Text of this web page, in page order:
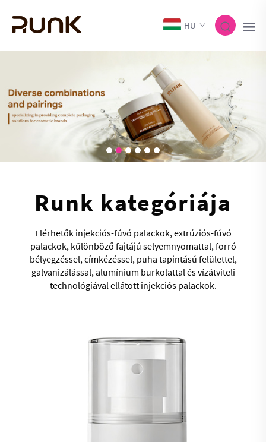
HU
Runk kategóriája
Elérhetők injekciós-fúvó palackok, extrúziós-fúvó
palackok, különböző fajtájú selyemnyomattal, forró
bélyegzéssel, címkézéssel, puha tapintású felülettel,
galvanizálással, alumínium burkolattal és vízátviteli
technológiával ellátott injekciós palackok.